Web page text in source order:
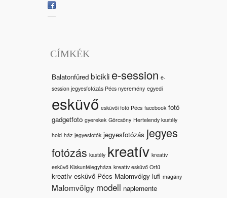
CÍMKÉK
Balatonfüred bicikli e-session e-
session jegyesfotózás Pécs nyeremény egyedi
esküvő esküvői fotó Pécs facebook fotó
gadgetfoto gyerekek Görcsöny Hertelendy kastély
hold ház jegyesfotók jegyesfotózás jegyes
fotózás kastély kreatív kreatív
esküvő Kiskunfélegyháza kreatív esküvő Orfű
kreatív esküvő Pécs Malomvölgy lufi magány
Malomvölgy modell naplemente